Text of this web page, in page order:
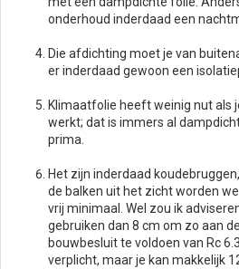
onderhoud inderdaad een
Die afdichting moet je van
er inderdaad gewoon een
Klimaatfolie heeft weinig nut als
werkt; dat is immers al
prima.
Het zijn inderdaad
de balken uit het zicht worden
vrij minimaal. Wel zou ik
gebruiken dan 8 cm om zo aan
bouwbesluit te voldoen van Rc
verplicht, maar je kan makkelijk